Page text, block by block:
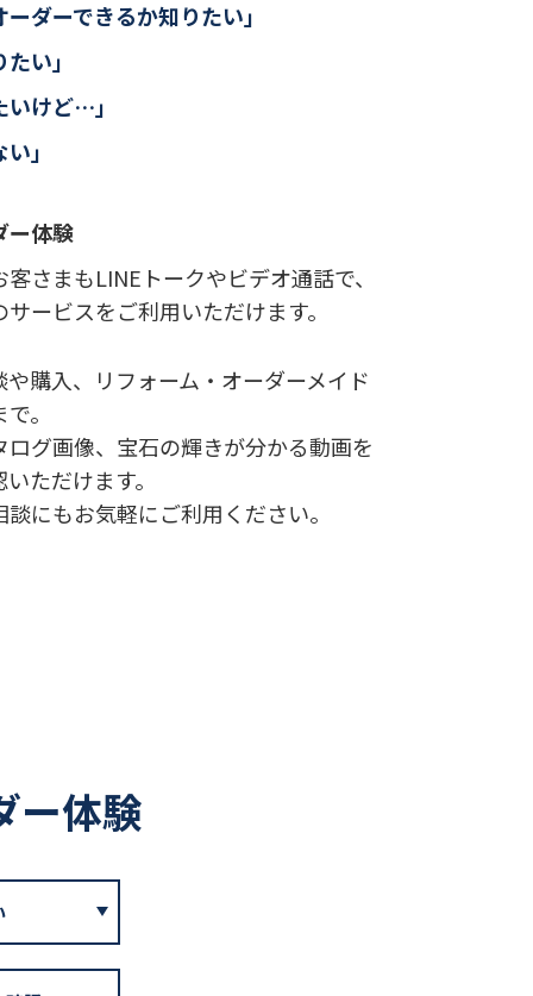
ダーできるか知りたい」
い」
けど…」
」
ー体験
さまもLINEトークやビデオ通話で、
ービスをご利用いただけます。
購入、リフォーム・オーダーメイド
。
グ画像、宝石の輝きが分かる動画を
ただけます。
にもお気軽にご利用ください。
ー体験